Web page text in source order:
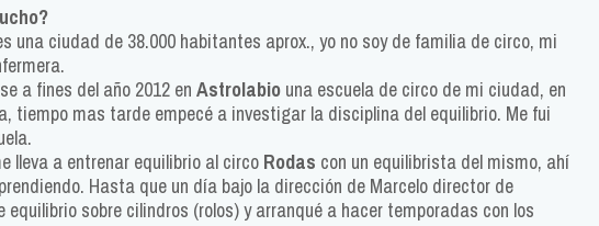
una ciudad de 38.000 habitantes aprox., yo no soy de familia de circo, mi
a fines del año 2012 en Astrolabio una escuela de circo de mi ciudad, en
tiempo mas tarde empecé a investigar la disciplina del equilibrio. Me fui
lleva a entrenar equilibrio al circoRodas con un equilibrista del mismo, ahí
Hasta que un día bajo la dirección de Marcelo director de
sobre cilindros (rolos) y arranqué a hacer temporadas con los